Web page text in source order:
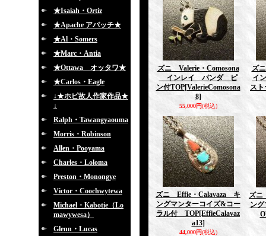
★Isaiah・Ortiz
★Apache アパッチ★
★Al・Somers
★Marc・Antia
★Ottawa オッタワ★
★Carlos・Eagle
↓★ホピ故人作家作品★
↓
Ralph・Tawangyaouma
Morris・Robinson
Allen・Pooyama
Charles・Loloma
Preston・Monongye
Victor・Coochwytewa
Michael・Kabotie（Lo
mawywesa）
Glenn・Lucas
ズニ Valerie・Comosona
インレイ パンダ ピ
ン付TOP[ValerieComosona
8]
55,000円(税込)
ズ
イ
ス
ズニ Effie・Calavaza キ
ングマンターコイズ&コー
ラル付 TOP[EffieCalavaz
a13]
44,000円(税込)
ズ
ン